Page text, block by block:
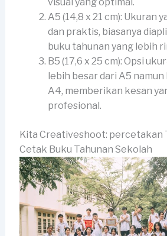
visual yang optimal.
A5 (14,8 x 21 cm): Ukuran
dan praktis, biasanya
buku tahunan yang lebih
B5 (17,6 x 25 cm): Opsi
lebih besar dari A5
A4, memberikan kesan
profesional.
Kita Creativeshoot: percetakan
Cetak Buku Tahunan Sekolah